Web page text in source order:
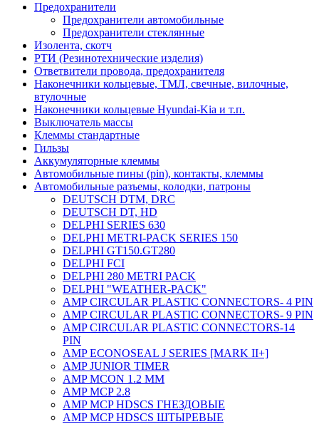
Предохранители
Предохранители автомобильные
Предохранители стеклянные
Изолента, скотч
РТИ (Резинотехнические изделия)
Ответвители провода, предохранителя
Наконечники кольцевые, ТМЛ, свечные, вилочные,
втулочные
Наконечники кольцевые Hyundai-Kia и т.п.
Выключатель массы
Клеммы стандартные
Гильзы
Аккумуляторные клеммы
Автомобильные пины (pin), контакты, клеммы
Автомобильные разъемы, колодки, патроны
DEUTSCH DTM, DRC
DEUTSCH DT, HD
DELPHI SERIES 630
DELPHI METRI-PACK SERIES 150
DELPHI GT150.GT280
DELPHI FCI
DELPHI 280 METRI PACK
DELPHI "WEATHER-PACK"
AMP CIRCULAR PLASTIC CONNECTORS- 4 PIN
AMP CIRCULAR PLASTIC CONNECTORS- 9 PIN
AMP CIRCULAR PLASTIC CONNECTORS-14
PIN
AMP ECONOSEAL J SERIES [MARK II+]
AMP JUNIOR TIMER
AMP MCON 1.2 MM
AMP MCP 2.8
AMP MCP HDSCS ГНЕЗДОВЫЕ
AMP MCP HDSCS ШТЫРЕВЫЕ